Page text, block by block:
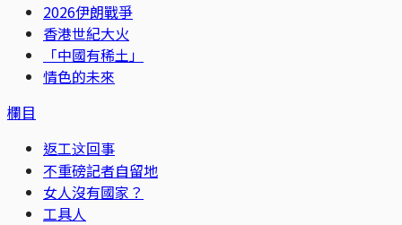
2026伊朗戰爭
香港世紀大火
「中國有稀土」
情色的未來
欄目
返工这回事
不重磅記者自留地
女人沒有國家？
工具人